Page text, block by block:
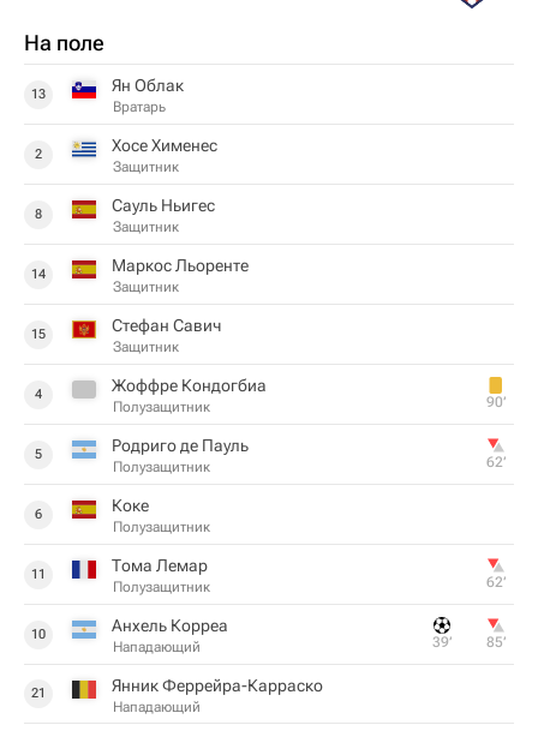
На поле
13 Ян Облак
Вратарь
2 Хосе Хименес
Защитник
8 Сауль Ньигес
Защитник
14 Маркос Льоренте
Защитник
15 Стефан Савич
Защитник
4 Жоффре Кондогбиа
Полузащитник 90‎’‎
5 Родриго де Пауль
Полузащитник 62‎’‎
6 Коке
Полузащитник
11 Тома Лемар
Полузащитник 62‎’‎
10 Анхель Корреа
Нападающий 39‎’‎ 85‎’‎
21 Янник Феррейра-Карраско
Нападающий